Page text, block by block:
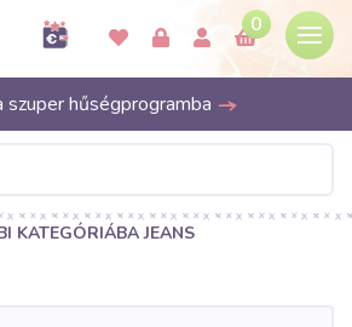
0
szuper hűségprogramba
KATEGÓRIÁBA JEANS